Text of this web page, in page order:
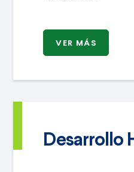
VER MÁS
Desarrollo